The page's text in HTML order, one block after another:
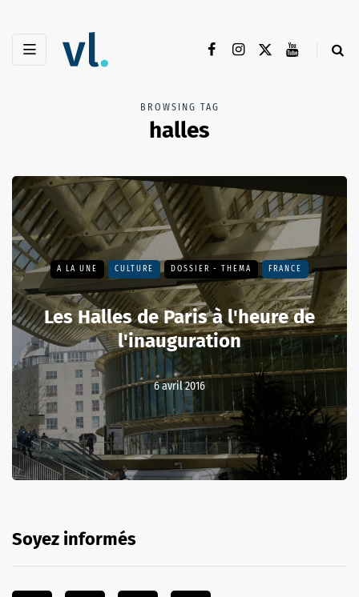
BROWSING TAG
halles
A LA UNE CULTURE DOSSIER - THEMA FRANCE
Les Halles de Paris à l'heure de
l'inauguration
6 avril 2016
Soyez informés